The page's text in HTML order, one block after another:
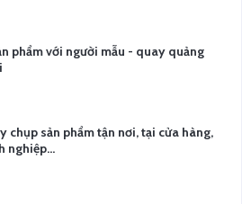
phẩm với người mẫu - quay quảng
chụp sản phẩm tận nơi, tại cửa hàng,
nghiệp…